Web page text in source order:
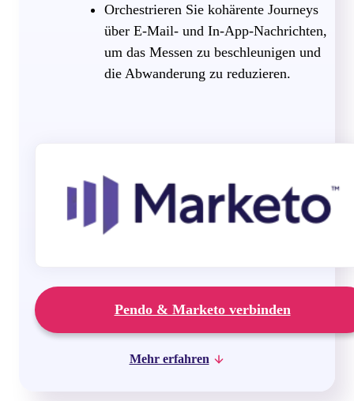
Orchestrieren Sie kohärente Journeys
über E-Mail- und In-App-Nachrichten,
um das Messen zu beschleunigen und
die Abwanderung zu reduzieren.
Pendo & Marketo verbinden
Mehr erfahren